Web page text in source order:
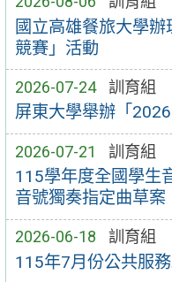
國立高雄餐旅大學辦
競賽」活動
2026-07-24 訓育組
屏東大學舉辦「
2026-07-21 訓育組
115學年度全國學生
音號獨奏指定曲草案
2026-06-18 訓育組
115年7月份公共服